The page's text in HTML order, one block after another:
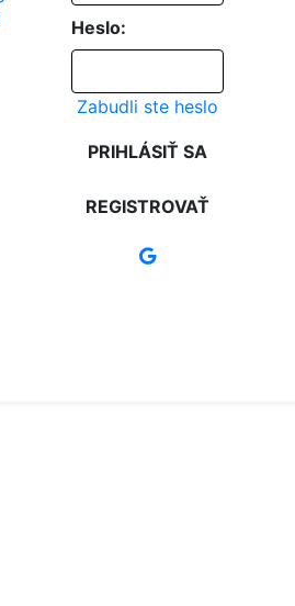
Heslo:
Zabudli ste heslo
PRIHLÁSIŤ SA
REGISTROVAŤ